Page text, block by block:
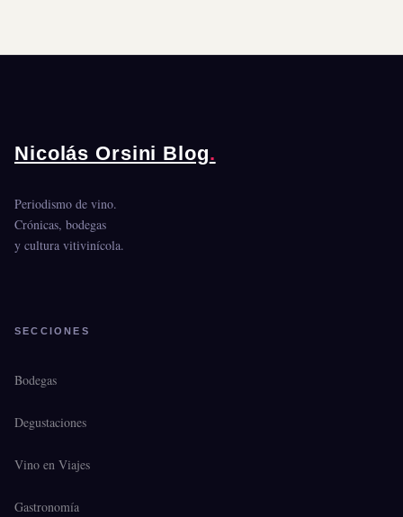
Nicolás Orsini Blog.
Periodismo de vino.
Crónicas, bodegas
y cultura vitivinícola.
SECCIONES
Bodegas
Degustaciones
Vino en Viajes
Gastronomía